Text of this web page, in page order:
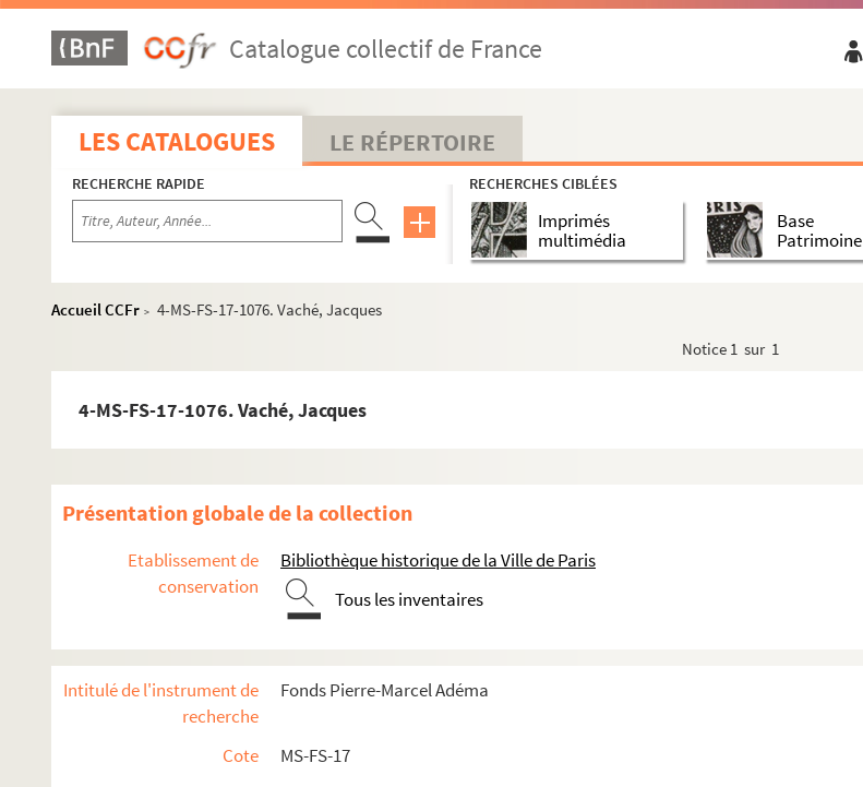
Catalogue collectif de France
LES CATALOGUES LE RÉPERTOIRE
RECHERCHE RAPIDE RECHERCHES CIBLÉES
Imprimés
multimédia
Base
Patrimoine
Accueil CCFr > 4-MS-FS-17-1076. Vaché, Jacques
Notice 1 sur 1
4-MS-FS-17-1076. Vaché, Jacques
Présentation globale de la collection
Etablissement de
conservation
Bibliothèque historique de la Ville de Paris
Tous les inventaires
Intitulé de l'instrument de
recherche
Fonds Pierre-Marcel Adéma
Cote
MS-FS-17
Severini, Gino
8-MS-FS-17-0652. Siegler-Pascal
4-MS-FS-17-1054. Simon, Henry
4-MS-FS-17-1055. Simon, Justin-Frantz
Soffici, Ardengo
8-MS-FS-17-0655. Soler Casabón, José
4-MS-FS-17-1062. Stock, Pierre-Victor
4-MS-FS-17-1067. Tailhade, Laurent
4-MS-FS-17-1068. Tharaud, Jean et Jérôme
4-MS-FS-17-1069. Théry, José
4-MS-FS-17-1070. Toulet, Paul-Jean
8-MS-FS-17-0660. Toursky, Alexandre